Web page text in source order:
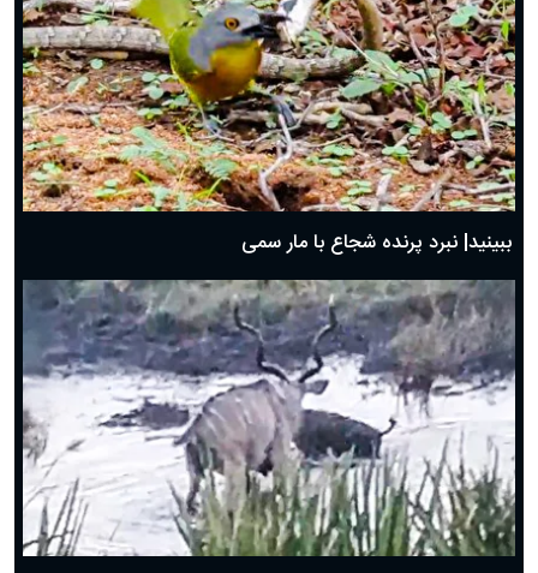
ببینید| نبرد پرنده شجاع با مار سمی